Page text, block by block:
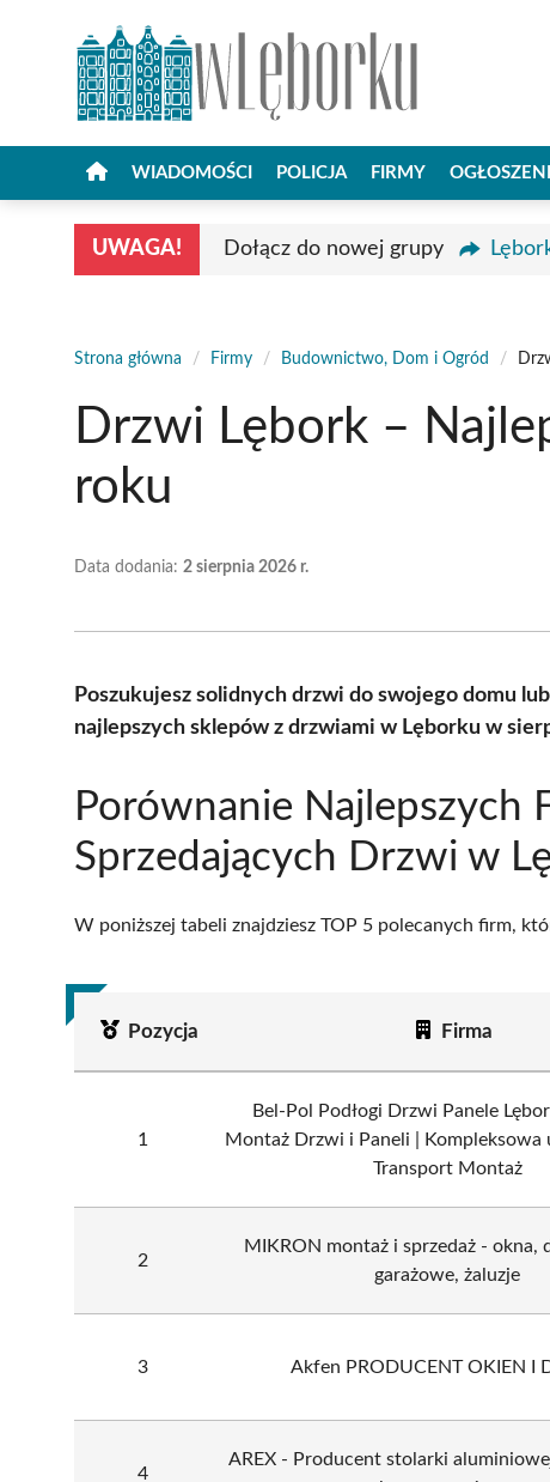
WIADOMOŚCI POLICJA FIRMY
UWAGA! Dołącz do nowej grupy
Strona główna / Firmy / Budownictwo, Dom i Ogród /
Drzwi Lębork –
roku
Data dodania: 2 sierpnia 2026 r.
Poszukujesz solidnych drzwi do swojego domu
najlepszych sklepów z drzwiami w Lęborku w
Porównanie Najlepszych
Sprzedających Drzwi w
W poniższej tabeli znajdziesz TOP 5 polecanych firm,
Pozycja Firma
1
Bel-Pol Podłogi Drzwi Panele
Montaż Drzwi i Paneli | Kompleksowa
Transport Montaż
2
MIKRON montaż i sprzedaż - okna,
garażowe, żaluzje
3 Akfen PRODUCENT OKIEN I
4
AREX - Producent stolarki